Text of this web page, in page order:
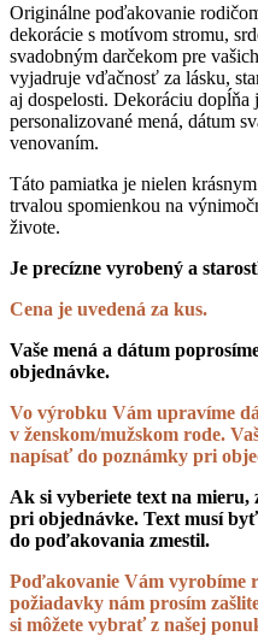
Originálne poďakovanie
dekorácie s motívom stromu,
svadobným darčekom pre
vyjadruje vďačnosť za lásku,
aj dospelosti. Dekoráciu dopĺňa
personalizované mená, dátum
venovaním.
Táto pamiatka je nielen
trvalou spomienkou na
živote.
Je precízne vyrobený a
Cena je uvedená za kus.
Vaše mená a dátum
objednávke.
Vo výrobku Vám upravíme
v ženskom/mužskom rode.
napísať do poznámky pri
Ak si vyberiete text na mieru,
pri objednávke. Text musí
do poďakovania zmestil.
Poďakovanie Vám vyrobíme
požiadavky nám prosím
si môžete vybrať z našej